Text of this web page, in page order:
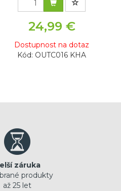
24,99 €
Dostupnost na dotaz
Kód: OUTC016 KHA
záruka
produkty
až 25 let